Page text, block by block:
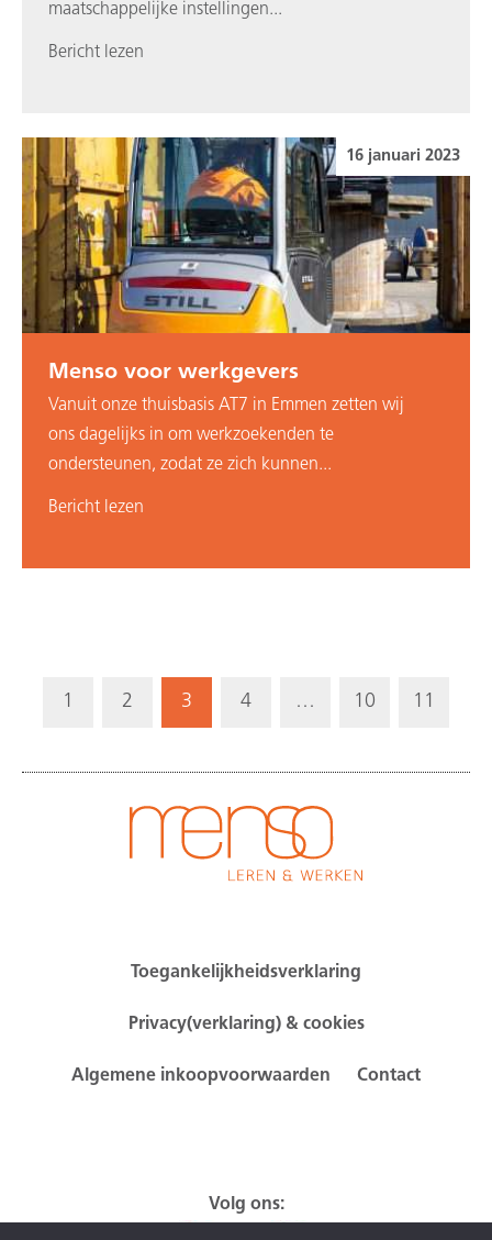
maatschappelijke instellingen...
Bericht lezen
Menso voor werkgevers
16 januari 2023
Vanuit onze thuisbasis AT7 in Emmen zetten wij
ons dagelijks in om werkzoekenden te
ondersteunen, zodat ze zich kunnen...
Bericht lezen
1 2 3 4 … 10 11
Toegankelijkheidsverklaring
Privacy(verklaring) & cookies
Algemene inkoopvoorwaarden Contact
Volg ons: